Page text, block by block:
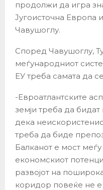
продолжи да игра
Југоисточна Европа
Чавушоглу.
Според Чавушоглу,
меѓународниот
ЕУ треба самата да
-Евроатлантските
земји треба да
дека
треба да биде
Балканот е мост
економскиот
развојот на
коридор повеќе не е